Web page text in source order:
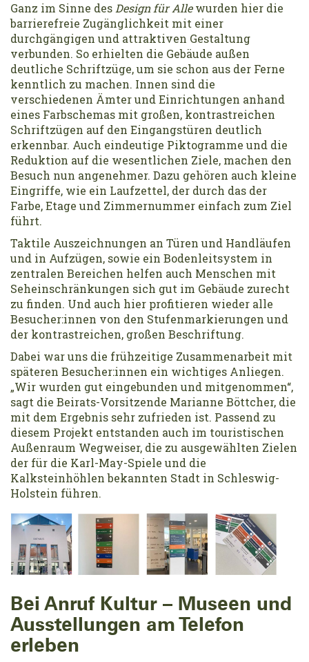
Ganz im Sinne des Design für Allewurden hier die
barrierefreie Zugänglichkeit mit einer
durchgängigen und attraktiven Gestaltung
verbunden. So erhielten die Gebäude außen
deutliche Schriftzüge, um sie schon aus der Ferne
kenntlich zu machen. Innen sind die
verschiedenen Ämter und Einrichtungen anhand
eines Farbschemas mit großen, kontrastreichen
Schriftzügen auf den Eingangstüren deutlich
erkennbar. Auch eindeutige Piktogramme und die
Reduktion auf die wesentlichen Ziele, machen den
Besuch nun angenehmer. Dazu gehören auch kleine
Eingriffe, wie ein Laufzettel, der durch das der
Farbe, Etage und Zimmernummer einfach zum Ziel
führt.
Taktile Auszeichnungen an Türen und Handläufen
und in Aufzügen, sowie ein Bodenleitsystem in
zentralen Bereichen helfen auch Menschen mit
Seheinschränkungen sich gut im Gebäude zurecht
zu finden. Und auch hier profitieren wieder alle
Besucher:innen von den Stufenmarkierungen und
der kontrastreichen, großen Beschriftung.
Dabei war uns die frühzeitige Zusammenarbeit mit
späteren Besucher:innen ein wichtiges Anliegen.
„Wir wurden gut eingebunden und mitgenommen“,
sagt die Beirats-Vorsitzende Marianne Böttcher, die
mit dem Ergebnis sehr zufrieden ist. Passend zu
diesem Projekt entstanden auch im touristischen
Außenraum Wegweiser, die zu ausgewählten Zielen
der für die Karl-May-Spiele und die
Kalksteinhöhlen bekannten Stadt in Schleswig-
Holstein führen.
Bei Anruf Kultur – Museen und
Ausstellungen am Telefon
erleben